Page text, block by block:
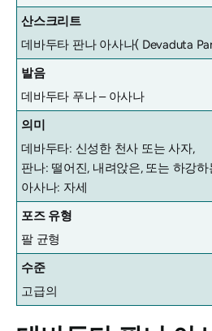
산스크리트
데바두타 판나 아사나( Devaduta
발음
데바두타 푸나 – 아사나
의미
데바두타: 신성한 천사 또는 사자,
판나: 떨어진, 내려앉은, 또는 하강
아사나: 자세
포즈 유형
팔 균형
수준
고급의